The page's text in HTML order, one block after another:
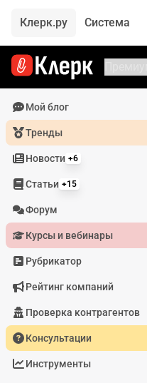
Клерк.ру Система
Мой блог
Тренды
Новости +6
Статьи +15
Форум
Курсы и вебинары
Рубрикатор
Рейтинг компаний
Проверка контрагентов
Консультации
Инструменты